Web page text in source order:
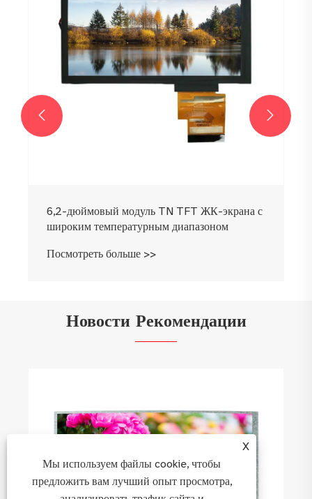
6,2-дюймовый модуль TN TFT ЖК-экрана с
широким температурным диапазоном
Посмотреть больше >>
 
Новости Рекомендации
Интеллектуальный TFT ЖК-дисплей:
практическое руководство от выбора до
развертывания при разработке
X
Мы используем файлы cookie, чтобы
предложить вам лучший опыт просмотра,